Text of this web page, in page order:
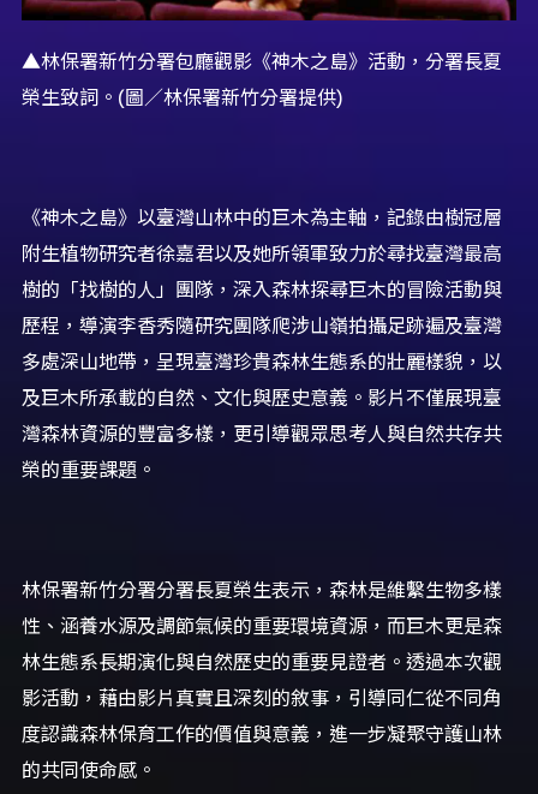
▲林保署新竹分署包廳觀影《神木之島》活動，分署長夏
榮生致詞。(圖／林保署新竹分署提供)
《神木之島》以臺灣山林中的巨木為主軸，記錄由樹冠層
附生植物研究者徐嘉君以及她所領軍致力於尋找臺灣最高
樹的「找樹的人」團隊，深入森林探尋巨木的冒險活動與
歷程，導演李香秀隨研究團隊爬涉山嶺拍攝足跡遍及臺灣
多處深山地帶，呈現臺灣珍貴森林生態系的壯麗樣貌，以
及巨木所承載的自然、文化與歷史意義。影片不僅展現臺
灣森林資源的豐富多樣，更引導觀眾思考人與自然共存共
榮的重要課題。
林保署新竹分署分署長夏榮生表示，森林是維繫生物多樣
性、涵養水源及調節氣候的重要環境資源，而巨木更是森
林生態系長期演化與自然歷史的重要見證者。透過本次觀
影活動，藉由影片真實且深刻的敘事，引導同仁從不同角
度認識森林保育工作的價值與意義，進一步凝聚守護山林
的共同使命感。